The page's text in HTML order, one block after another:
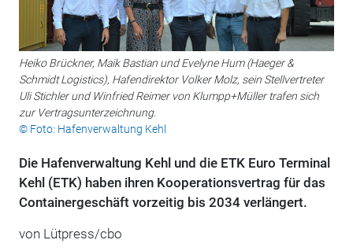
Heiko Brückner, Maik Bastian und Evelyne Hum (Haeger &
Schmidt Logistics), Hafendirektor Volker Molz, sein Stellvertreter
Uli Stichler und Winfried Reimer von Klumpp+Müller trafen sich
zur Vertragsunterzeichnung.
© Foto: Hafenverwaltung Kehl
Die Hafenverwaltung Kehl und die ETK Euro Terminal
Kehl (ETK) haben ihren Kooperationsvertrag für das
Containergeschäft vorzeitig bis 2034 verlängert.
von Lütpress/cbo